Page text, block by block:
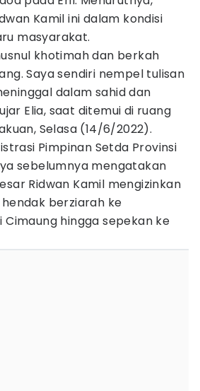
Kamil ini dalam kondisi
masyarakat.
khotimah dan berkah
Saya sendiri nempel tulisan
dalam sahid dan
Elia, saat ditemui di ruang
Selasa (14/6/2022).
Pimpinan Setda Provinsi
sebelumnya mengatakan
Ridwan Kamil mengizinkan
berziarah ke
Cimaung hingga sepekan ke